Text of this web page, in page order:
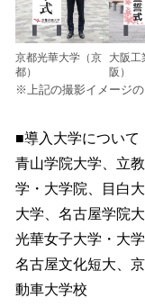
京都光華大学（京
都）
大阪工
阪）
※上記の撮影イメージの
■導入大学について
青山学院大学、立
学・大学院、目白
大学、名古屋学院
光華女子大学・大
名古屋文化短大、
動車大学校